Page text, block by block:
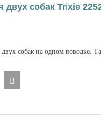
двух собак Trixie
собак на одном поводке.